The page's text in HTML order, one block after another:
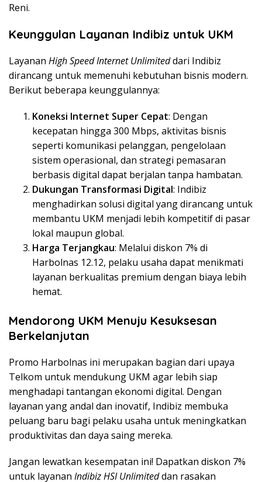
Reni.
Keunggulan Layanan Indibiz untuk UKM
Layanan High Speed Internet Unlimiteddari Indibiz
dirancang untuk memenuhi kebutuhan bisnis modern.
Berikut beberapa keunggulannya:
Koneksi Internet Super Cepat: Dengan
kecepatan hingga 300 Mbps, aktivitas bisnis
seperti komunikasi pelanggan, pengelolaan
sistem operasional, dan strategi pemasaran
berbasis digital dapat berjalan tanpa hambatan.
Dukungan Transformasi Digital: Indibiz
menghadirkan solusi digital yang dirancang untuk
membantu UKM menjadi lebih kompetitif di pasar
lokal maupun global.
Harga Terjangkau: Melalui diskon 7% di
Harbolnas 12.12, pelaku usaha dapat menikmati
layanan berkualitas premium dengan biaya lebih
hemat.
Mendorong UKM Menuju Kesuksesan
Berkelanjutan
Promo Harbolnas ini merupakan bagian dari upaya
Telkom untuk mendukung UKM agar lebih siap
menghadapi tantangan ekonomi digital. Dengan
layanan yang andal dan inovatif, Indibiz membuka
peluang baru bagi pelaku usaha untuk meningkatkan
produktivitas dan daya saing mereka.
Jangan lewatkan kesempatan ini! Dapatkan diskon 7%
untuk layanan Indibiz HSI Unlimiteddan rasakan